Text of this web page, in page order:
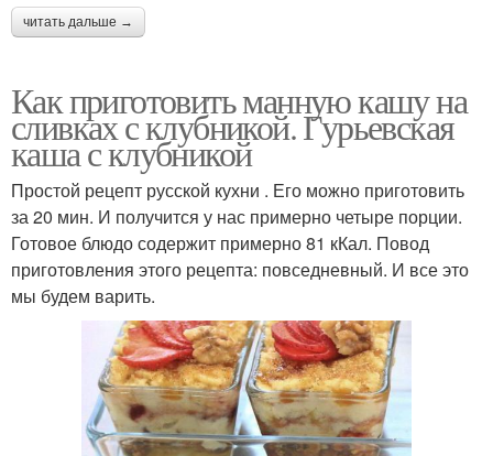
читать дальше →
Как приготовить манную кашу на
сливках с клубникой. Гурьевская
каша с клубникой
Простой рецепт русской кухни . Его можно приготовить
за 20 мин. И получится у нас примерно четыре порции.
Готовое блюдо содержит примерно 81 кКал. Повод
приготовления этого рецепта: повседневный. И все это
мы будем варить.